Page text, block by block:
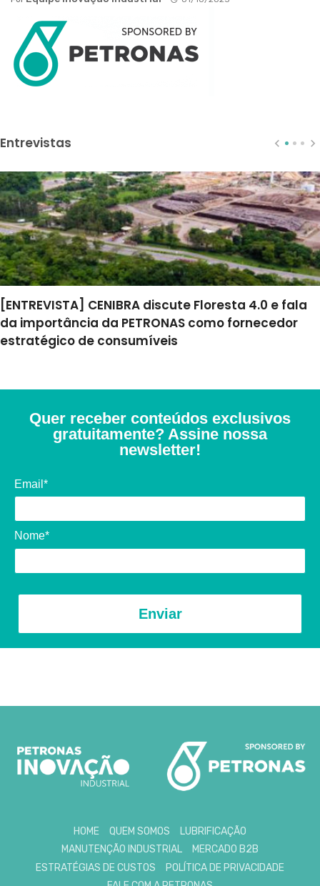
Entrevistas
[ENTREVISTA] CENIBRA discute Floresta 4.0 e fala
da importância da PETRONAS como fornecedor
estratégico de consumíveis
Quer receber conteúdos exclusivos
gratuitamente? Assine nossa
newsletter!
Email*
Nome*
Enviar
HOME QUEM SOMOS
LUBRIFICAÇÃO
MANUTENÇÃO INDUSTRIAL
MERCADO B2B
ESTRATÉGIAS DE CUSTOS
POLÍTICA DE PRIVACIDADE